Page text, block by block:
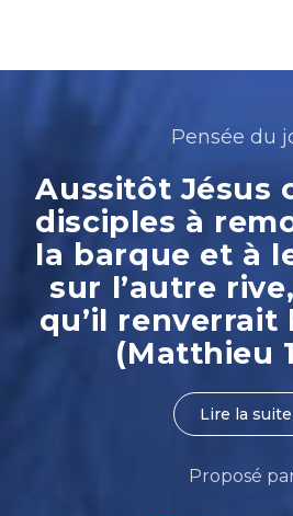
Pensée du
Aussitôt Jésus
disciples à
la barque et à
sur l’autre
qu’il renverrait
(Matthieu
Lire la suite
Proposé